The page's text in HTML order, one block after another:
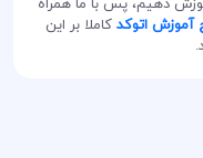
آموزش اتوکدکاملا بر این